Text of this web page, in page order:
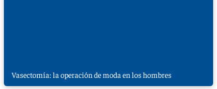
Vasectomía: la operación de moda en los hombres